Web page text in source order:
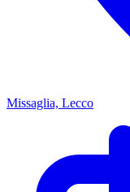
Missaglia, Lecco